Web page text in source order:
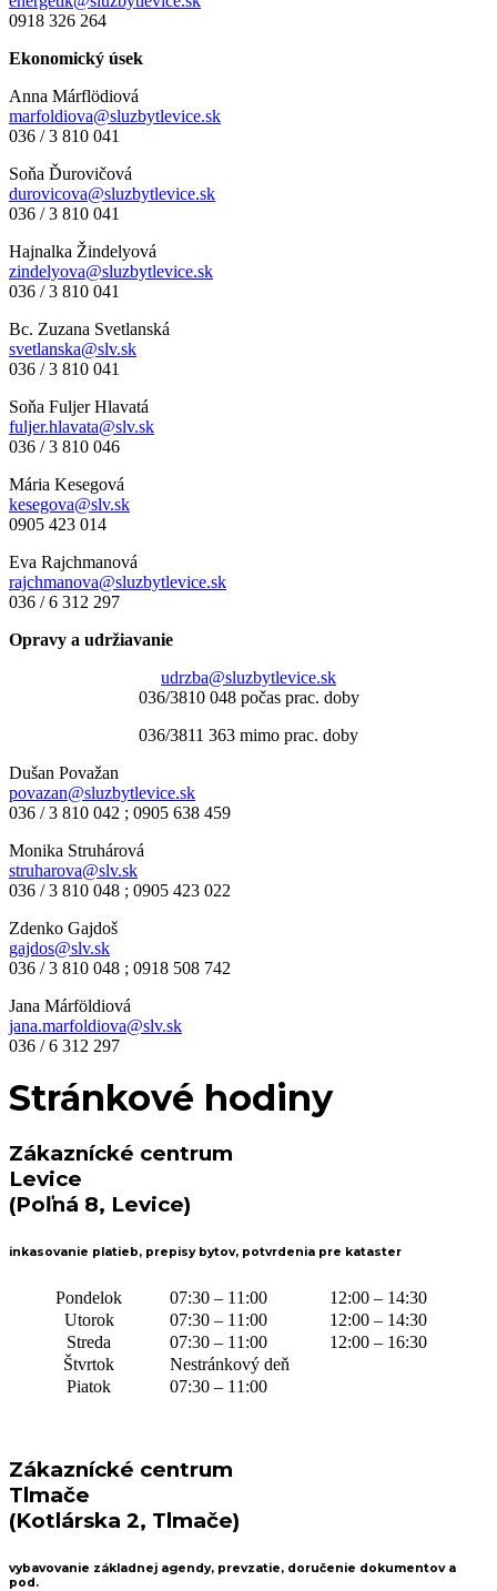
0918 326 264
Ekonomický úsek
Anna Márflödiová
marfoldiova@sluzbytlevice.sk
036 / 3 810 041
Soňa Ďurovičová
durovicova@sluzbytlevice.sk
036 / 3 810 041
Hajnalka Žindelyová
zindelyova@sluzbytlevice.sk
036 / 3 810 041
Bc. Zuzana Svetlanská
svetlanska@slv.sk
036 / 3 810 041
Soňa Fuljer Hlavatá
fuljer.hlavata@slv.sk
036 / 3 810 046
Mária Kesegová
kesegova@slv.sk
0905 423 014
Eva Rajchmanová
rajchmanova@sluzbytlevice.sk
036 / 6 312 297
Opravy a udržiavanie
udrzba@sluzbytlevice.sk
036/3810 048 počas prac. doby
036/3811 363 mimo prac. doby
Dušan Považan
povazan@sluzbytlevice.sk
036 / 3 810 042 ; 0905 638 459
Monika Struhárová
struharova@slv.sk
036 / 3 810 048 ; 0905 423 022
Zdenko Gajdoš
gajdos@slv.sk
036 / 3 810 048 ; 0918 508 742
Jana Márföldiová
jana.marfoldiova@slv.sk
036 / 6 312 297
Stránkové hodiny
Zákaznícké centrum
Levice
(Poľná 8, Levice)
inkasovanie platieb, prepisy bytov, potvrdenia pre kataster
Pondelok 07:30 – 11:00
12:00 – 14:30
Utorok
07:30 – 11:00
12:00 – 14:30
Streda
07:30 – 11:00
12:00 – 16:30
Štvrtok
Nestránkový deň
Piatok
07:30 – 11:00
Zákaznícké centrum
Tlmače
(Kotlárska 2, Tlmače)
vybavovanie základnej agendy, prevzatie, doručenie dokumentov a
pod.